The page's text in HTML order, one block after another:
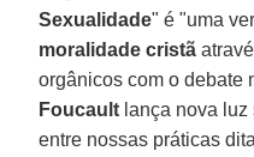
Sexualidade" é "uma
moralidade cristã
orgânicos com o debate
Foucault lança nova
entre nossas práticas